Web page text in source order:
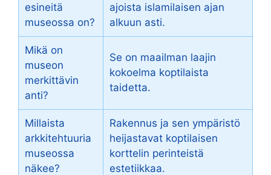
esineitä
museossa on?
ajoista islamilaisen ajan
alkuun asti.
Mikä on
museon
merkittävin
anti?
Se on maailman laajin
kokoelma koptilaista
taidetta.
Millaista
arkkitehtuuria
museossa
näkee?
Rakennus ja sen ympäristö
heijastavat koptilaisen
korttelin perinteistä
estetiikkaa.